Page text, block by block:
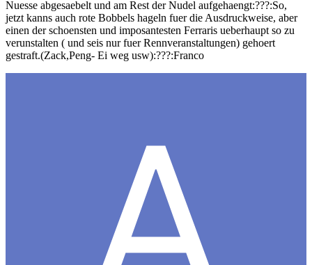
Nuesse abgesaebelt und am Rest der Nudel aufgehaengt:???:So,
jetzt kanns auch rote Bobbels hageln fuer die Ausdruckweise, aber
einen der schoensten und imposantesten Ferraris ueberhaupt so zu
verunstalten ( und seis nur fuer Rennveranstaltungen) gehoert
gestraft.(Zack,Peng- Ei weg usw):???:Franco